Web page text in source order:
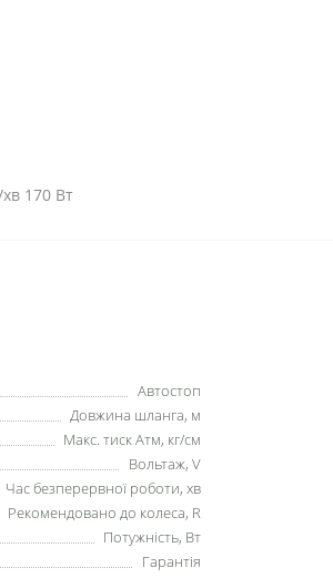
170 Вт
Автостоп
Довжина шланга, м
Макс. тиск Атм, кг/см
Вольтаж, V
Час безперервної роботи, хв
Рекомендовано до колеса, R
Потужність, Вт
Гарантія